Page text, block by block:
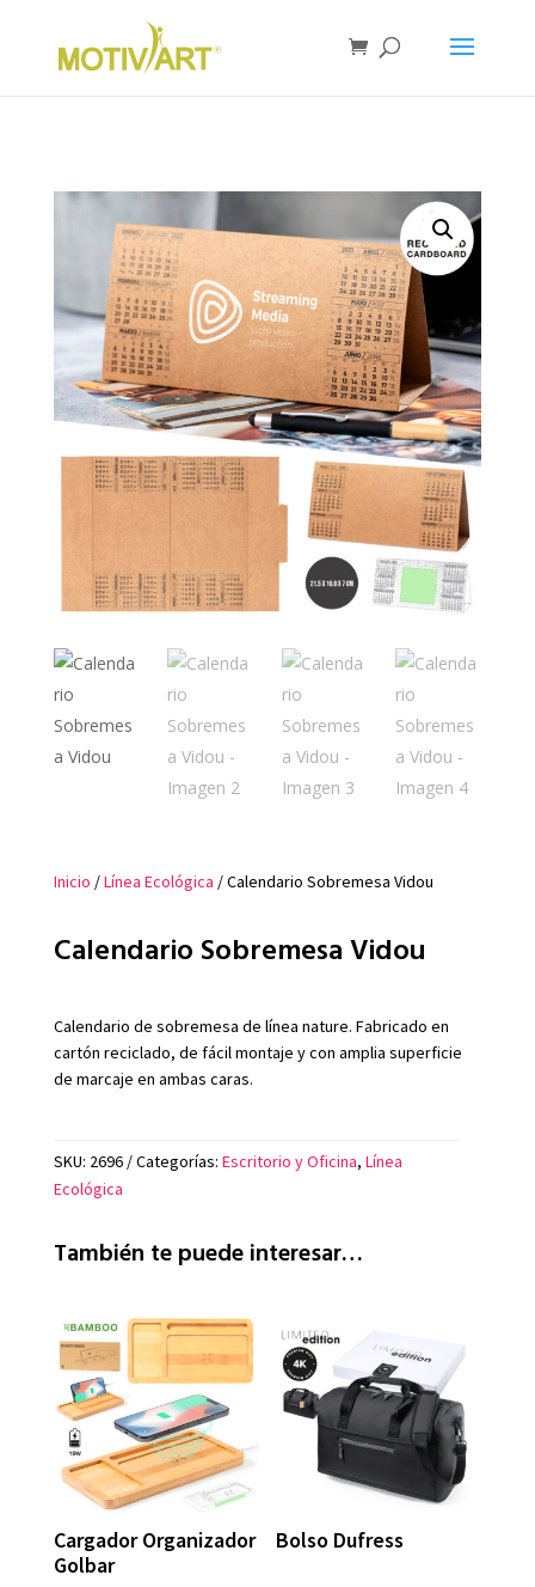
Inicio /Línea Ecológica / Calendario Sobremesa Vidou
Calendario Sobremesa Vidou
Calendario de sobremesa de línea nature. Fabricado en
cartón reciclado, de fácil montaje y con amplia superficie
de marcaje en ambas caras.
SKU: 2696 Categorías: Escritorio y Oficina, Línea
Ecológica
También te puede interesar…
Cargador Organizador
Golbar
Bolso Dufress